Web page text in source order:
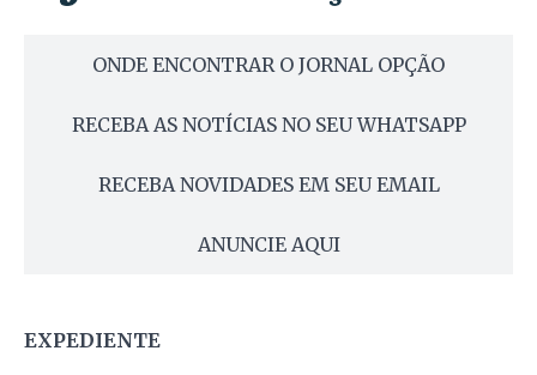
ONDE ENCONTRAR O JORNAL OPÇÃO
RECEBA AS NOTÍCIAS NO SEU WHATSAPP
RECEBA NOVIDADES EM SEU EMAIL
ANUNCIE AQUI
EXPEDIENTE